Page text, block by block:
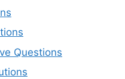
Questions